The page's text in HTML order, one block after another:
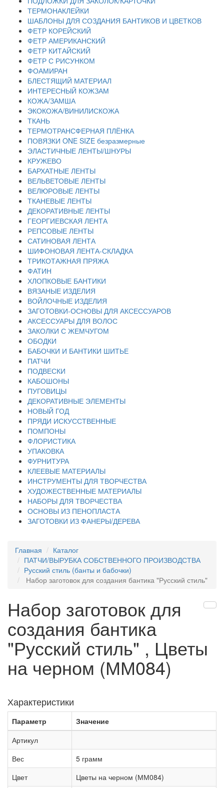
ТЕРМОНАКЛЕЙКИ
ШАБЛОНЫ ДЛЯ СОЗДАНИЯ БАНТИКОВ И ЦВЕТКОВ
ФЕТР КОРЕЙСКИЙ
ФЕТР АМЕРИКАНСКИЙ
ФЕТР КИТАЙСКИЙ
ФЕТР С РИСУНКОМ
ФОАМИРАН
БЛЕСТЯЩИЙ МАТЕРИАЛ
ИНТЕРЕСНЫЙ КОЖЗАМ
КОЖА/ЗАМША
ЭКОКОЖА/ВИНИЛИСКОЖА
ТКАНЬ
ТЕРМОТРАНСФЕРНАЯ ПЛЁНКА
ПОВЯЗКИ ONE SIZE безразмерные
ЭЛАСТИЧНЫЕ ЛЕНТЫ/ШНУРЫ
КРУЖЕВО
БАРХАТНЫЕ ЛЕНТЫ
ВЕЛЬВЕТОВЫЕ ЛЕНТЫ
ВЕЛЮРОВЫЕ ЛЕНТЫ
ТКАНЕВЫЕ ЛЕНТЫ
ДЕКОРАТИВНЫЕ ЛЕНТЫ
ГЕОРГИЕВСКАЯ ЛЕНТА
РЕПСОВЫЕ ЛЕНТЫ
САТИНОВАЯ ЛЕНТА
ШИФОНОВАЯ ЛЕНТА-СКЛАДКА
ТРИКОТАЖНАЯ ПРЯЖА
ФАТИН
ХЛОПКОВЫЕ БАНТИКИ
ВЯЗАНЫЕ ИЗДЕЛИЯ
ВОЙЛОЧНЫЕ ИЗДЕЛИЯ
ЗАГОТОВКИ-ОСНОВЫ ДЛЯ АКСЕССУАРОВ
АКСЕССУАРЫ ДЛЯ ВОЛОС
ЗАКОЛКИ С ЖЕМЧУГОМ
ОБОДКИ
БАБОЧКИ И БАНТИКИ ШИТЬЕ
ПАТЧИ
ПОДВЕСКИ
КАБОШОНЫ
ПУГОВИЦЫ
ДЕКОРАТИВНЫЕ ЭЛЕМЕНТЫ
НОВЫЙ ГОД
ПРЯДИ ИСКУССТВЕННЫЕ
ПОМПОНЫ
ФЛОРИСТИКА
УПАКОВКА
ФУРНИТУРА
КЛЕЕВЫЕ МАТЕРИАЛЫ
ИНСТРУМЕНТЫ ДЛЯ ТВОРЧЕСТВА
ХУДОЖЕСТВЕННЫЕ МАТЕРИАЛЫ
НАБОРЫ ДЛЯ ТВОРЧЕСТВА
ОСНОВЫ ИЗ ПЕНОПЛАСТА
ЗАГОТОВКИ ИЗ ФАНЕРЫ/ДЕРЕВА
Главная
Каталог
ПАТЧИ/ВЫРУБКА СОБСТВЕННОГО ПРОИЗВОДСТВА
Русский стиль (банты и бабочки)
Набор заготовок для создания бантика "Русский стиль"
Набор заготовок для
создания бантика
"Русский стиль" , Цветы
на черном (ММ084)
Характеристики
Параметр
Значение
Артикул
Вес
5 грамм
Цвет
Цветы на черном (ММ084)